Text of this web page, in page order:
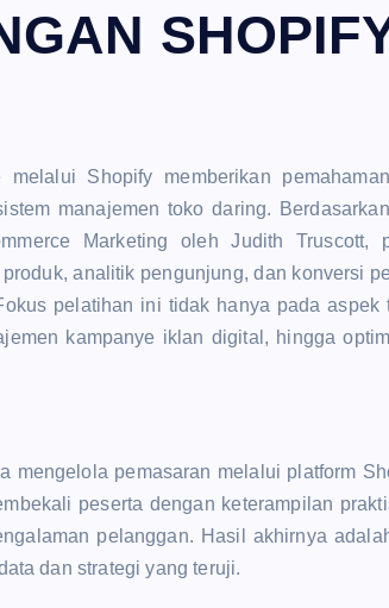
Shopify memberikan
manajemen toko daring.
Marketing oleh Judith Truscott,
analitik pengunjung, dan konversi
pelatihan ini tidak hanya pada aspek
kampanye iklan digital, hingga
mengelola pemasaran melalui platform
peserta dengan keterampilan
pelanggan. Hasil akhirnya
dan strategi yang teruji.